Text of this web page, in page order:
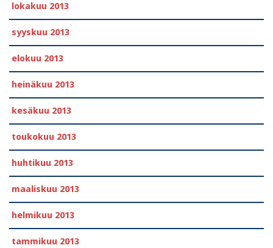
lokakuu 2013
syyskuu 2013
elokuu 2013
heinäkuu 2013
kesäkuu 2013
toukokuu 2013
huhtikuu 2013
maaliskuu 2013
helmikuu 2013
tammikuu 2013